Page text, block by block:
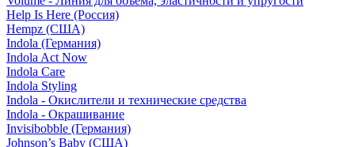
Help Is Here (Россия)
Hempz (США)
Indola (Германия)
Indola Act Now
Indola Care
Indola Styling
Indola - Окислители и технические средства
Indola - Окрашивание
Invisibobble (Германия)
Johnson’s Baby (США)